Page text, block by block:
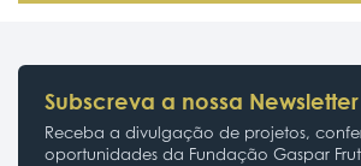
Subscreva a nossa Newsletter
Receba a divulgação de projetos,
oportunidades da Fundação Gaspar